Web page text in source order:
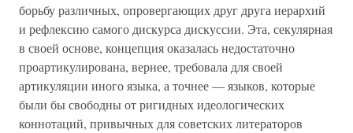
борьбу различных, опровергающих друг друга иерархий
и рефлексию самого дискурса дискуссии. Эта, секулярная
в своей основе, концепция оказалась недостаточно
проартикулирована, вернее, требовала для своей
артикуляции иного языка, а точнее — языков, которые
были бы свободны от ригидных идеологических
коннотаций, привычных для советских литераторов